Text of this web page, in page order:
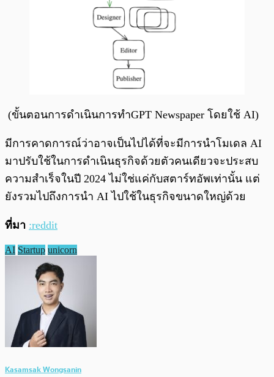
(ขั้นตอนการดำเนินการทำGPT Newspaper โดยใช้ AI)
มีการคาดการณ์ว่าอาจเป็นไปได้ที่จะมีการนำโมเดล AI
มาปรับใช้ในการดำเนินธุรกิจด้วยตัวคนเดียวจะประสบ
ความสำเร็จในปี 2024 ไม่ใช่แค่กับสตาร์ทอัพเท่านั้น แต่
ยังรวมไปถึงการนำ AI ไปใช้ในธุรกิจขนาดใหญ่ด้วย
ที่มา :reddit
AI Startup unicorn
Kasamsak Wongsanin